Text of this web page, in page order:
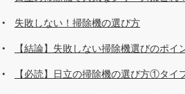
失敗しない！掃除機の選び方
【結論】失敗しない掃除機選びのポイ
【必読】日立の掃除機の選び方①タイ